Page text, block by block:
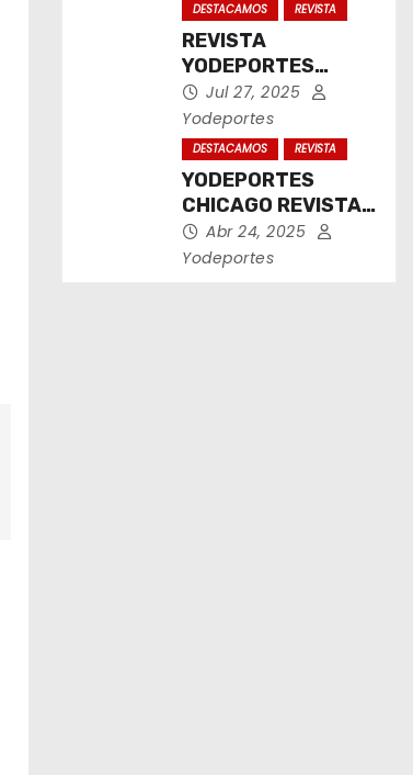
DESTACAMOS REVISTA
REVISTA
YODEPORTES
CHICAGO JULIO
2025
Jul 27, 2025
Yodeportes
DESTACAMOS REVISTA
YODEPORTES
CHICAGO REVISTA
IMPRESA ABRIL
2025
Abr 24, 2025
Yodeportes